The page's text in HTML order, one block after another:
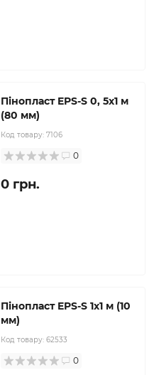
Пінопласт EPS-S 0, 5х1 м
(80 мм)
Код товару: 7106
0
0 грн.
Пінопласт EPS-S 1x1 м (10
мм)
Код товару: 62533
0